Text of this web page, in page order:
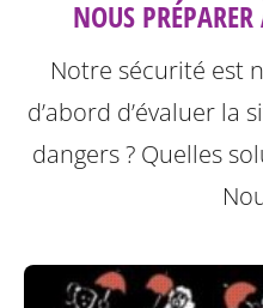
NOUS
Notre sécurité est
d’abord d’évaluer la
dangers ? Quelles